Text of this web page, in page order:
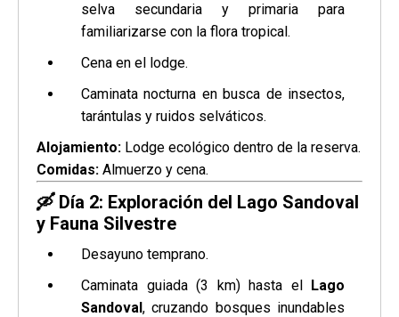
selva secundaria y primaria para
familiarizarse con la flora tropical.
Cena en el lodge.
Caminata nocturna en busca de insectos,
tarántulas y ruidos selváticos.
Alojamiento: Lodge ecológico dentro de la reserva.
Comidas: Almuerzo y cena.
🛶 Día 2: Exploración del Lago Sandoval
y Fauna Silvestre
Desayuno temprano.
Caminata guiada (3 km) hasta el Lago
Sandoval, cruzando bosques inundables